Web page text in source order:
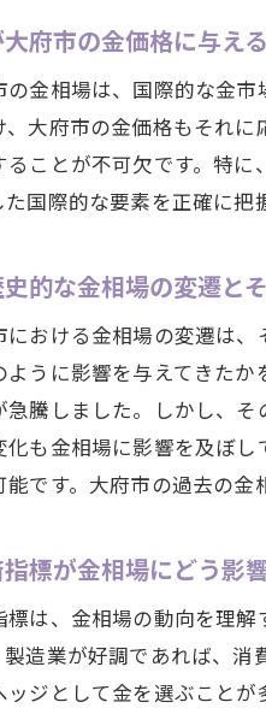
府市の金価格に与え
の金相場は、国際的な金
、大府市の金価格もそれ
ることが不可欠です。特
国際的な要素を正確に把
的な金相場の変遷と
における金相場の変遷は
ように影響を与えてきた
急騰しました。しかし、
化も金相場に影響を及ぼ
能です。大府市の過去の
標が金相場にどう影
標は、金相場の動向を理
製造業が好調であれば、
ッジとして金を選ぶこと